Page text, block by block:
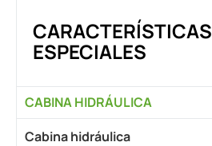
CARACTERÍSTICAS
ESPECIALES
CABINA HIDRÁULICA
Cabina hidráulica